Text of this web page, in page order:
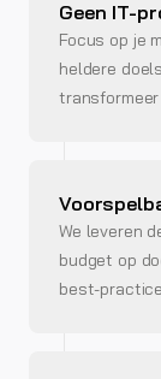
Geen IT-
Focus op je
heldere
We leveren
budget op
best-